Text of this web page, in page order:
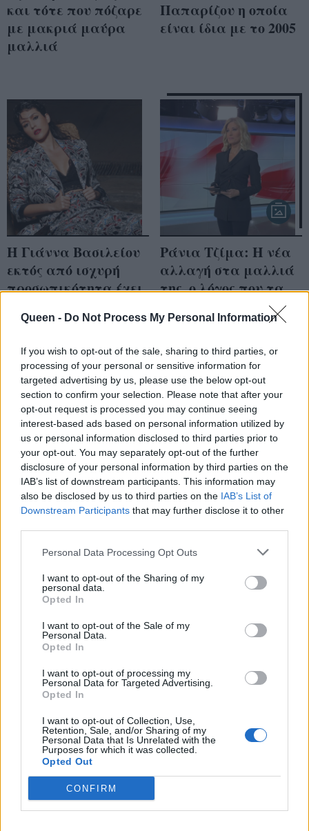
Queen - Do Not Process My Personal Information
If you wish to opt-out of the sale, sharing to third parties, or
processing of your personal or sensitive information for
targeted advertising by us, please use the below opt-out
section to confirm your selection. Please note that after your
opt-out request is processed you may continue seeing
interest-based ads based on personal information utilized by
us or personal information disclosed to third parties prior to
your opt-out. You may separately opt-out of the further
disclosure of your personal information by third parties on the
IAB’s list of downstream participants. This information may
also be disclosed by us to third parties on the IAB’s List of
Downstream Participants that may further disclose it to other
Personal Data Processing Opt Outs
I want to opt-out of the Sharing of my
personal data.
Opted In
I want to opt-out of the Sale of my
Personal Data.
Opted In
I want to opt-out of processing my
Personal Data for Targeted Advertising.
Opted In
I want to opt-out of Collection, Use,
Retention, Sale, and/or Sharing of my
Personal Data that Is Unrelated with the
Purposes for which it was collected.
Opted Out
CONFIRM
και τότε που πόζαρε
με μακριά μαύρα
μαλλιά
Παπαρίζου η οποία
είναι ίδια με το 2005
Η Γιάννα Βασιλείου
εκτός από ισχυρή
προσωπικότητα έχει
μουσική πορεία
Ράνια Τζίμα: Η νέα
αλλαγή στα μαλλιά
της, ο λόγος που τα
αλλάζει συχνά & το
στιλ της εκτός
BRIT Awards 2023: Ο
θρίαμβος του Harry
Styles, οι νικητές και
οι glam εμφανίσεις
Η Κατερίνα Βρανά
«Βρανάσταση» είναι
«Ντερμπεντέρισσα»
με ψηλοτάκουνα